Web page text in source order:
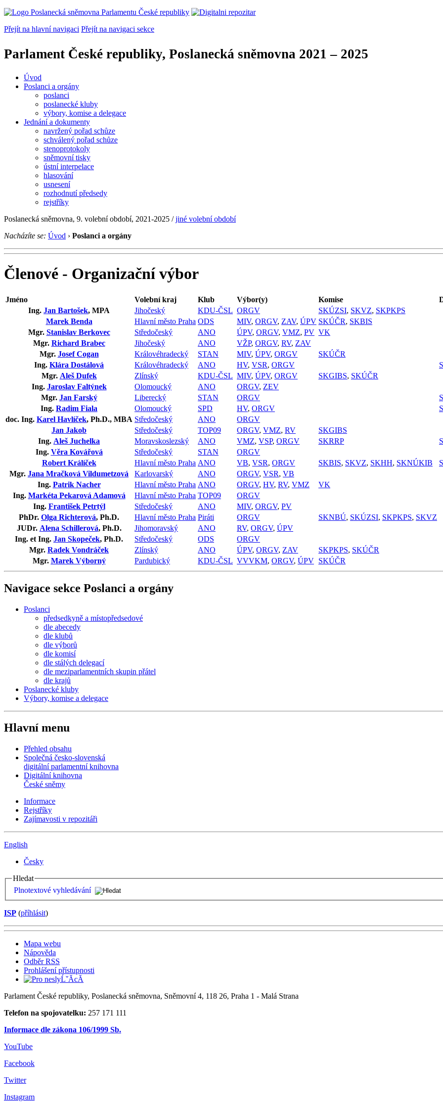
Přejít na hlavní navigaci Přejít na navigaci sekce
Parlament České republiky, Poslanecká sněmovna 2021 – 2025
Úvod
Poslanci a orgány
poslanci
poslanecké kluby
výbory, komise a delegace
Jednání a dokumenty
navržený pořad schůze
schválený pořad schůze
stenoprotokoly
sněmovní tisky
ústní interpelace
hlasování
usnesení
rozhodnutí předsedy
rejstříky
Poslanecká sněmovna, 9. volební období, 2021-2025 /jiné volební období
Nacházíte se: Úvod › Poslanci a orgány
Členové - Organizační výbor
Jméno Volební kraj Klub Výbor(y) Komise
Ing. Jan Bartošek, MPA Jihočeský KDU-ČSL ORGV SKÚZSI, SKVZ, SKPKPS
Marek Benda
Hlavní město Praha ODS MIV, ORGV, ZAV, ÚPV SKÚČR, SKBIS
Mgr. Stanislav Berkovec Středočeský ANO ÚPV, ORGV, VMZ, PV VK
Mgr. Richard Brabec Jihočeský ANO VŽP, ORGV, RV, ZAV
Mgr. Josef Cogan Královéhradecký STAN MIV, ÚPV, ORGV
SKÚČR
Ing. Klára Dostálová Královéhradecký ANO HV, VSR, ORGV
Mgr. Aleš Dufek Zlínský KDU-ČSL MIV, ÚPV, ORGV SKGIBS, SKÚČR
Ing. Jaroslav Faltýnek Olomoucký ANO ORGV, ZEV
Mgr. Jan Farský Liberecký STAN ORGV
Ing. Radim Fiala Olomoucký SPD HV, ORGV
doc. Ing. Karel Havlíček, Ph.D., MBA Středočeský ANO
ORGV
Jan Jakob
Středočeský TOP09 ORGV, VMZ, RV
SKGIBS
Ing. Aleš Juchelka Moravskoslezský ANO VMZ, VSP, ORGV SKRRP
Ing. Věra Kovářová Středočeský STAN
ORGV
Robert Králíček
Hlavní město Praha ANO VB, VSR, ORGV SKBIS, SKVZ, SKHH, SKNÚKIB
Mgr. Jana Mračková Vildumetzová Karlovarský ANO ORGV, VSR, VB
Ing. Patrik Nacher Hlavní město Praha ANO ORGV, HV, RV, VMZ
VK
Ing. Markéta Pekarová Adamová Hlavní město Praha TOP09
ORGV
Ing. František Petrtýl Středočeský ANO MIV, ORGV, PV
PhDr. Olga Richterová, Ph.D. Hlavní město Praha Piráti ORGV SKNBÚ, SKÚZSI, SKPKPS, SKVZ
JUDr. Alena Schillerová, Ph.D. Jihomoravský ANO RV, ORGV, ÚPV
Ing. et Ing. Jan Skopeček, Ph.D. Středočeský ODS
ORGV
Mgr. Radek Vondráček Zlínský ANO ÚPV, ORGV, ZAV SKPKPS, SKÚČR
Mgr. Marek Výborný Pardubický KDU-ČSL VVVKM, ORGV, ÚPV SKÚČR
Navigace sekce Poslanci a orgány
Poslanci
předsedkyně a místopředsedové
dle abecedy
dle klubů
dle výborů
dle komisí
dle stálých delegací
dle meziparlamentních skupin přátel
dle krajů
Poslanecké kluby
Výbory, komise a delegace
Hlavní menu
Přehled obsahu
Společná česko-slovenská
digitální parlamentní knihovna
Digitální knihovna
České sněmy
Informace
Rejstříky
Zajímavosti v repozitáři
English
Česky
Hledat
Plnotextové vyhledávání
ISP (příhlásit)
Mapa webu
Nápověda
Odběr RSS
Prohlášení přístupnosti
Parlament České republiky, Poslanecká sněmovna, Sněmovní 4, 118 26, Praha 1 - Malá Strana
Telefon na spojovatelku: 257 171 111
Informace dle zákona 106/1999 Sb.
YouTube
Facebook
Twitter
Instagram